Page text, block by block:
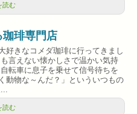
読む
琲専門店
好きなコメダ珈琲に行ってきまし
言えない懐かしさで温かい気持
転車に息子を乗せて信号待ちを
動物な～んだ？」といういつもの
読む